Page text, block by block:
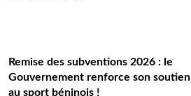
Remise des subventions 2026 : le
Gouvernement renforce son soutien
au sport béninois !